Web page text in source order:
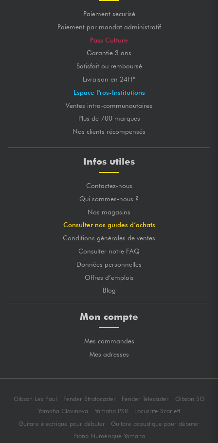
Paiement sécurisé
Paiement par mandat administratif
Pass Culture
Garantie 3 ans
Satisfait ou remboursé
Livraison en 24H*
Espace Pros-Institutions
Ventes intra-communautaires
Plus de 700 marques
Nos clients récompensés
Infos utiles
Contactez-nous
Qui sommes-nous ?
Nos magasins
Consulter nos guides d’achats
Conditions générales de ventes
Consulter notre FAQ
Données personnelles
Offres d’emplois
Blog
Mon compte
Mes commandes
Mes adresses
Gibson Les Paul Fender Stratocaster Fender Telecaster
Gibson SG
Yamaha Clavinova
Yamaha PSR
Focusrite Scarlett
Guitare électrique pour débuter
Guitare acoustique pour débuter
Piano Numérique Yamaha